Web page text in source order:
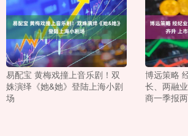
易配宝 黄梅戏撞上音乐剧！双
姝演绎《她&她》登陆上海小剧
场
博远策略
长、两融
商一季报